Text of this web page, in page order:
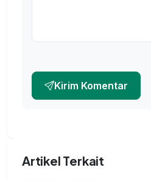
Kirim Komentar
Artikel Terkait